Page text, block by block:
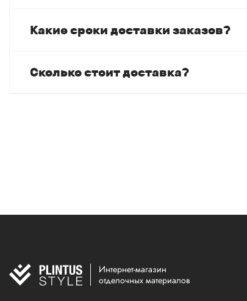
Какие сроки доставки заказов?
Сколько стоит доставка?
Интернет-магазин
отделочных материалов